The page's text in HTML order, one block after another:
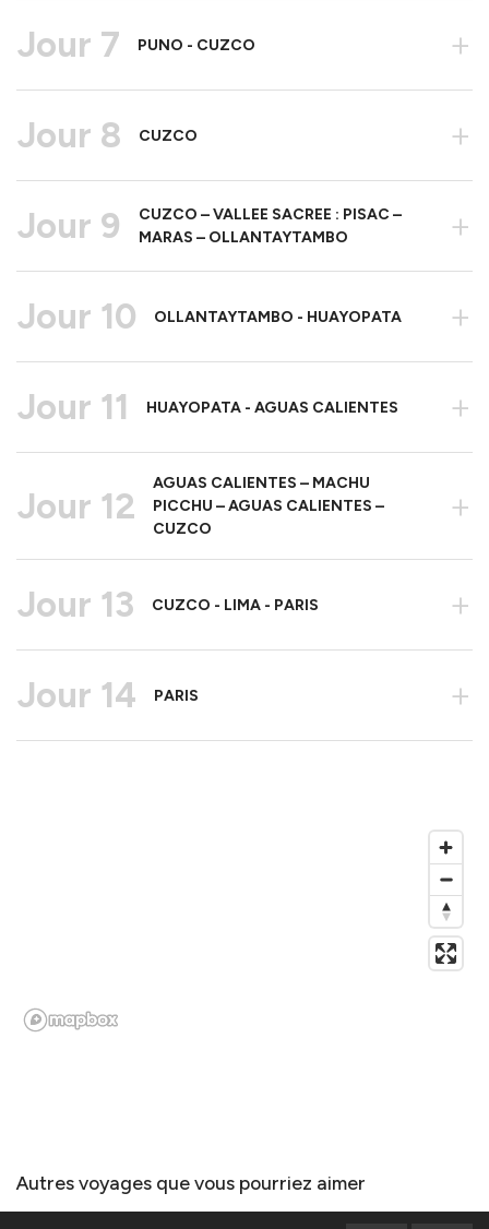
Jour 7 PUNO - CUZCO +
Jour 8 CUZCO +
Jour 9
CUZCO – VALLEE SACREE : PISAC –
MARAS – OLLANTAYTAMBO
+
Jour 10 OLLANTAYTAMBO - HUAYOPATA +
Jour 11 HUAYOPATA - AGUAS CALIENTES +
Jour 12
AGUAS CALIENTES – MACHU
PICCHU – AGUAS CALIENTES –
CUZCO
+
Jour 13 CUZCO - LIMA - PARIS +
Jour 14 PARIS +
Autres voyages que vous pourriez aimer